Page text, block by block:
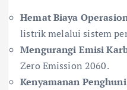
Hemat Biaya
listrik melalui sistem
Mengurangi Emisi
Zero Emission 2060.
Kenyamanan Penghuni